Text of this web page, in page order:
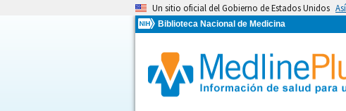
Un sitio oficial del Gobierno de Estados Unidos
Biblioteca Nacional de Medicina